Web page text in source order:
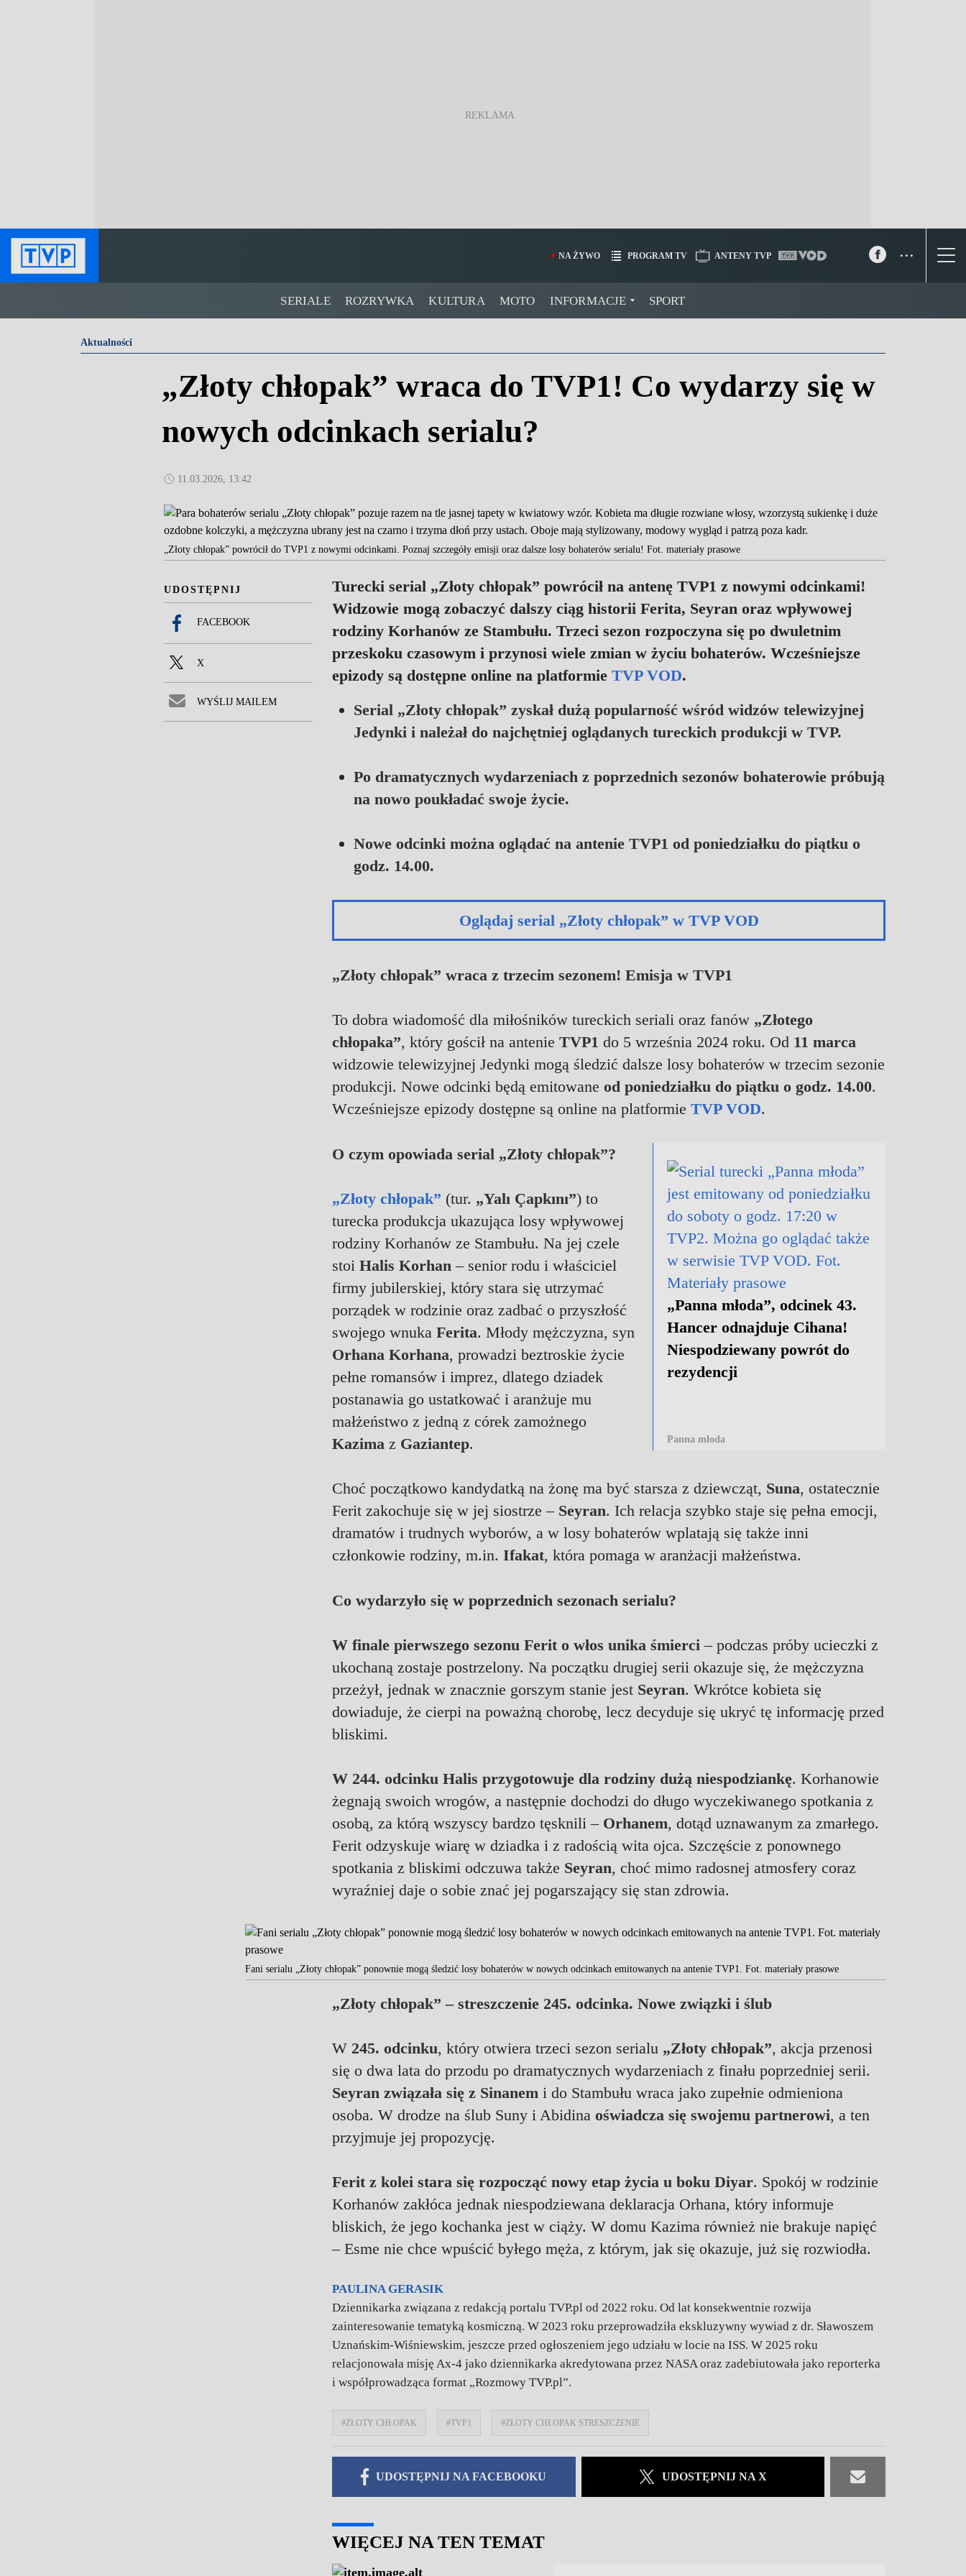
SERIALE ROZRYWKA KULTURA MOTO INFORMACJE SPORT
NA ŻYWO PROGRAM TV ANTENY TVP ...
Aktualności
„Złoty chłopak” wraca do TVP1! Co wydarzy się w
nowych odcinkach serialu?
11.03.2026, 13:42
„Złoty chłopak” powrócił do TVP1 z nowymi odcinkami. Poznaj szczegóły emisji oraz dalsze losy bohaterów serialu! Fot. materiały prasowe
UDOSTĘPNIJ
FACEBOOK
X
WYŚLIJ MAILEM
Turecki serial „Złoty chłopak” powrócił na antenę TVP1 z nowymi odcinkami!
Widzowie mogą zobaczyć dalszy ciąg historii Ferita, Seyran oraz wpływowej
rodziny Korhanów ze Stambułu. Trzeci sezon rozpoczyna się po dwuletnim
przeskoku czasowym i przynosi wiele zmian w życiu bohaterów. Wcześniejsze
epizody są dostępne online na platformie TVP VOD.
Serial „Złoty chłopak” zyskał dużą popularność wśród widzów telewizyjnej
Jedynki i należał do najchętniej oglądanych tureckich produkcji w TVP.
Po dramatycznych wydarzeniach z poprzednich sezonów bohaterowie próbują
na nowo poukładać swoje życie.
Nowe odcinki można oglądać na antenie TVP1 od poniedziałku do piątku o
godz. 14.00.
Oglądaj serial „Złoty chłopak” w TVP VOD
„Złoty chłopak” wraca z trzecim sezonem! Emisja w TVP1
To dobra wiadomość dla miłośników tureckich seriali oraz fanów „Złotego
chłopaka”, który gościł na antenie TVP1 do 5 września 2024 roku. Od 11 marca
widzowie telewizyjnej Jedynki mogą śledzić dalsze losy bohaterów w trzecim sezonie
produkcji. Nowe odcinki będą emitowane od poniedziałku do piątku o godz. 14.00.
Wcześniejsze epizody dostępne są online na platformie TVP VOD.
„Panna młoda”, odcinek 43.
Hancer odnajduje Cihana!
Niespodziewany powrót do
rezydencji
Panna młoda
O czym opowiada serial „Złoty chłopak”?
„Złoty chłopak” (tur. „Yalı Çapkını”) to
turecka produkcja ukazująca losy wpływowej
rodziny Korhanów ze Stambułu. Na jej czele
stoi Halis Korhan – senior rodu i właściciel
firmy jubilerskiej, który stara się utrzymać
porządek w rodzinie oraz zadbać o przyszłość
swojego wnuka Ferita. Młody mężczyzna, syn
Orhana Korhana, prowadzi beztroskie życie
pełne romansów i imprez, dlatego dziadek
postanawia go ustatkować i aranżuje mu
małżeństwo z jedną z córek zamożnego
Kazima z Gaziantep.
Choć początkowo kandydatką na żonę ma być starsza z dziewcząt, Suna, ostatecznie
Ferit zakochuje się w jej siostrze – Seyran. Ich relacja szybko staje się pełna emocji,
dramatów i trudnych wyborów, a w losy bohaterów wplatają się także inni
członkowie rodziny, m.in. Ifakat, która pomaga w aranżacji małżeństwa.
Co wydarzyło się w poprzednich sezonach serialu?
W finale pierwszego sezonu Ferit o włos unika śmierci– podczas próby ucieczki z
ukochaną zostaje postrzelony. Na początku drugiej serii okazuje się, że mężczyzna
przeżył, jednak w znacznie gorszym stanie jest Seyran. Wkrótce kobieta się
dowiaduje, że cierpi na poważną chorobę, lecz decyduje się ukryć tę informację przed
bliskimi.
W 244. odcinku Halis przygotowuje dla rodziny dużą niespodziankę. Korhanowie
żegnają swoich wrogów, a następnie dochodzi do długo wyczekiwanego spotkania z
osobą, za którą wszyscy bardzo tęsknili – Orhanem, dotąd uznawanym za zmarłego.
Ferit odzyskuje wiarę w dziadka i z radością wita ojca. Szczęście z ponownego
spotkania z bliskimi odczuwa także Seyran, choć mimo radosnej atmosfery coraz
wyraźniej daje o sobie znać jej pogarszający się stan zdrowia.
Fani serialu „Złoty chłopak” ponownie mogą śledzić losy bohaterów w nowych odcinkach emitowanych na antenie TVP1. Fot. materiały prasowe
„Złoty chłopak” – streszczenie 245. odcinka. Nowe związki i ślub
W 245. odcinku, który otwiera trzeci sezon serialu „Złoty chłopak”, akcja przenosi
się o dwa lata do przodu po dramatycznych wydarzeniach z finału poprzedniej serii.
Seyran związała się z Sinanem i do Stambułu wraca jako zupełnie odmieniona
osoba. W drodze na ślub Suny i Abidina oświadcza się swojemu partnerowi, a ten
przyjmuje jej propozycję.
Ferit z kolei stara się rozpocząć nowy etap życia u boku Diyar. Spokój w rodzinie
Korhanów zakłóca jednak niespodziewana deklaracja Orhana, który informuje
bliskich, że jego kochanka jest w ciąży. W domu Kazima również nie brakuje napięć
– Esme nie chce wpuścić byłego męża, z którym, jak się okazuje, już się rozwiodła.
PAULINA GERASIK
Dziennikarka związana z redakcją portalu TVP.pl od 2022 roku. Od lat konsekwentnie rozwija
zainteresowanie tematyką kosmiczną. W 2023 roku przeprowadziła ekskluzywny wywiad z dr. Sławoszem
Uznańskim-Wiśniewskim, jeszcze przed ogłoszeniem jego udziału w locie na ISS. W 2025 roku
relacjonowała misję Ax-4 jako dziennikarka akredytowana przez NASA oraz zadebiutowała jako reporterka
i współprowadząca format „Rozmowy TVP.pl”.
#ZŁOTY CHŁOPAK #TVP1 #ZŁOTY CHŁOPAK STRESZCZENIE
UDOSTĘPNIJ NA FACEBOOKU UDOSTĘPNIJ NA X
WIĘCEJ NA TEN TEMAT